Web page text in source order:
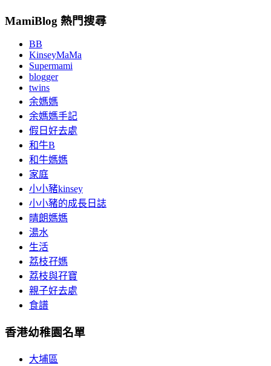
MamiBlog 熱門搜尋
BB
KinseyMaMa
Supermami
blogger
twins
余媽媽
余媽媽手記
假日好去處
和牛B
和牛媽媽
家庭
小小豬kinsey
小小豬的成長日誌
晴朗媽媽
湯水
生活
荔枝孖媽
荔枝與孖寶
親子好去處
食譜
香港幼稚園名單
大埔區